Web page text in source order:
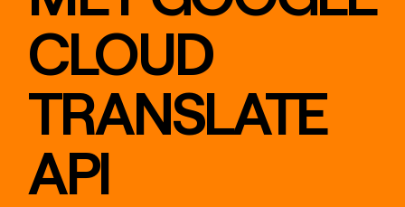
CLOUD
TRANSLATE
API